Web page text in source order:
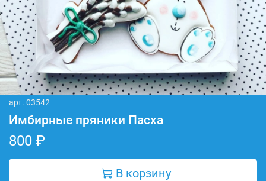
арт. 03542
Имбирные пряники Пасха
800 ₽
В корзину